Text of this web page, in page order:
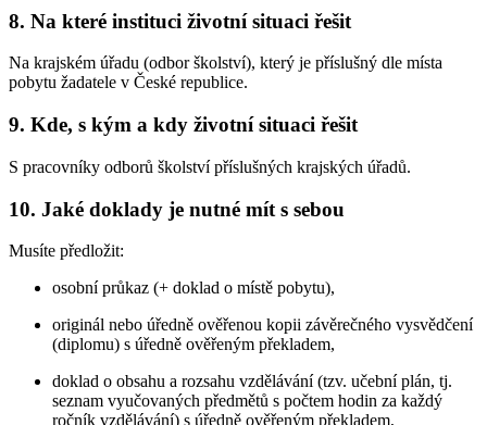
8. Na které instituci životní situaci řešit
Na krajském úřadu (odbor školství), který je příslušný dle místa
pobytu žadatele v České republice.
9. Kde, s kým a kdy životní situaci řešit
S pracovníky odborů školství příslušných krajských úřadů.
10. Jaké doklady je nutné mít s sebou
Musíte předložit:
osobní průkaz (+ doklad o místě pobytu),
originál nebo úředně ověřenou kopii závěrečného vysvědčení
(diplomu) s úředně ověřeným překladem,
doklad o obsahu a rozsahu vzdělávání (tzv. učební plán, tj.
seznam vyučovaných předmětů s počtem hodin za každý
ročník vzdělávání) s úředně ověřeným překladem,